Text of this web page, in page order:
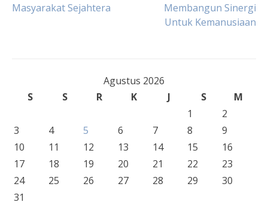
Navigasi
Masyarakat Sejahtera
Membangun Sinergi
Untuk Kemanusiaan
Agustus 2026
S
S R K J S
M
1
2
3
4 5 6 7 8
9
10
11 12 13 14 15
16
17
18 19 20 21 22
23
24
25 26 27 28 29
30
31